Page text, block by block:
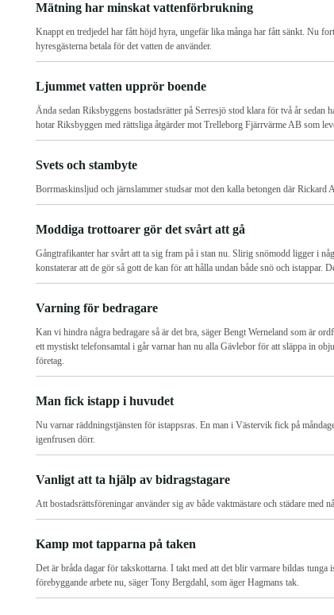
Mätning har minskat vattenförbrukning
Knappt en tredjedel har fått höjd hyra, ungefär lika många har fått sänkt. Nu
hyresgästerna betala för det vatten de använder.
Ljummet vatten upprör boende
Ända sedan Riksbyggens bostadsrätter på Serresjö stod klara för två år sedan
hotar Riksbyggen med rättsliga åtgärder mot Trelleborg Fjärrvärme AB som
Svets och stambyte
Borrmaskinsljud och järnslammer studsar mot den kalla betongen där
Moddiga trottoarer gör det svårt att gå
Gångtrafikanter har svårt att ta sig fram på i stan nu. Slirig snömodd ligger i
konstaterar att de gör så gott de kan för att hålla undan både snö och istappar.
Varning för bedragare
Kan vi hindra några bedragare så är det bra, säger Bengt Werneland som är
ett mystiskt telefonsamtal i går varnar han nu alla Gävlebor för att släppa in
företag.
Man fick istapp i huvudet
Nu varnar räddningstjänsten för istappsras. En man i Västervik fick på
igenfrusen dörr.
Vanligt att ta hjälp av bidragstagare
Att bostadsrättsföreningar använder sig av både vaktmästare och städare med
Kamp mot tapparna på taken
Det är bråda dagar för takskottarna. I takt med att det blir varmare bildas
förebyggande arbete nu, säger Tony Bergdahl, som äger Hagmans tak.